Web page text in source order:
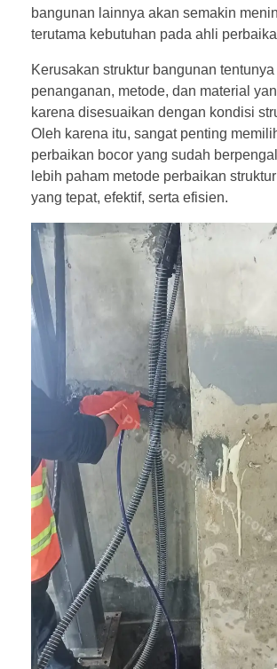
bangunan lainnya akan semakin
terutama kebutuhan pada ahli
Kerusakan struktur bangunan
penanganan, metode, dan material
karena disesuaikan dengan kondisi
Oleh karena itu, sangat penting
perbaikan bocor yang sudah
lebih paham metode perbaikan
yang tepat, efektif, serta efisien.